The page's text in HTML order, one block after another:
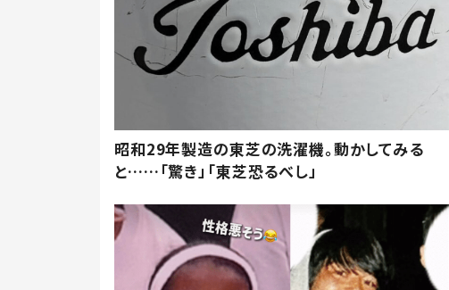
昭和29年製造の東芝の洗濯機。動かしてみる
と……「驚き」「東芝恐るべし」